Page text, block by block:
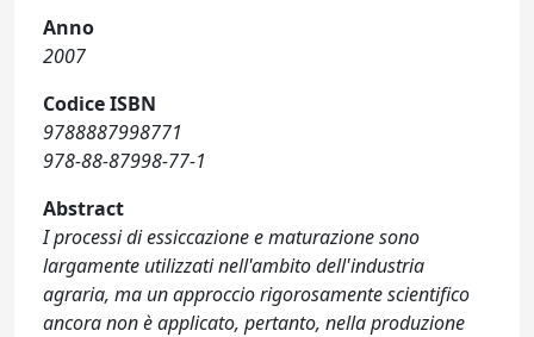
Anno
2007
Codice ISBN
9788887998771
978-88-87998-77-1
Abstract
I processi di essiccazione e maturazione sono
largamente utilizzati nell'ambito dell'industria
agraria, ma un approccio rigorosamente scientifico
ancora non è applicato, pertanto, nella produzione